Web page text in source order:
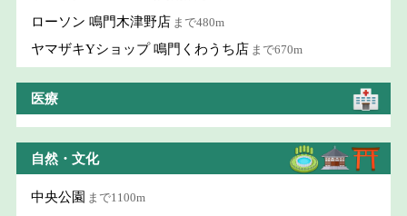
ローソン 鳴門木津野店 まで480m
ヤマザキYショップ 鳴門くわうち店 まで670m
医療
自然・文化
中央公園 まで1100m